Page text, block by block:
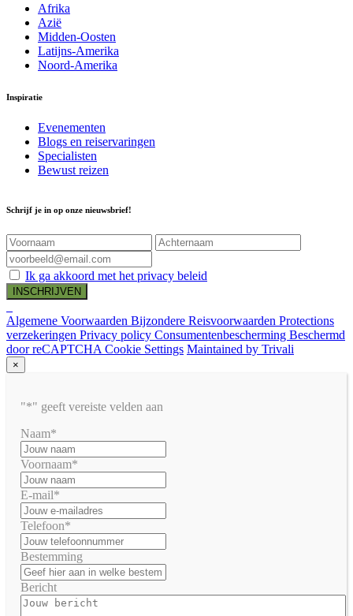
Afrika
Azië
Midden-Oosten
Latijns-Amerika
Noord-Amerika
Inspiratie
Evenementen
Blogs en reiservaringen
Specialisten
Bewust reizen
Schrijf je in op onze nieuwsbrief!
Ik ga akkoord met het privacy beleid
Algemene Voorwaarden Bijzondere Reisvoorwaarden Protections
verzekeringen Privacy policy Consumentenbescherming Beschermd
door reCAPTCHACookie Settings Maintained by Trivali
×
"*" geeft vereiste velden aan
Naam*
Voornaam*
E-mail*
Telefoon*
Bestemming
Bericht